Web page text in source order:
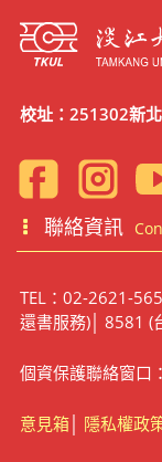
校址：251302新
聯絡資訊
TEL：02-2621-
還書服務)│ 8581 (
個資保護聯絡窗口
意見箱│ 隱私權政